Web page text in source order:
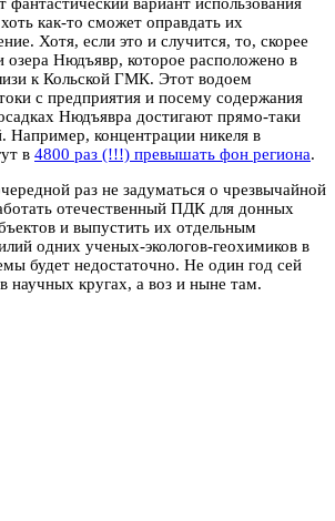
как-то сможет оправдать их
Хотя, если это и случится, то, скорее
озера Нюдъявр, которое расположено в
к Кольской ГМК. Этот водоем
с предприятия и посему содержания
Нюдъявра достигают прямо-таки
Например, концентрации никеля в
в 4800 раз (!!!) превышать фон региона.
раз не задуматься о чрезвычайной
отечественный ПДК для донных
и выпустить их отдельным
одних ученых-экологов-геохимиков в
будет недостаточно. Не один год сей
научных кругах, а воз и ныне там.